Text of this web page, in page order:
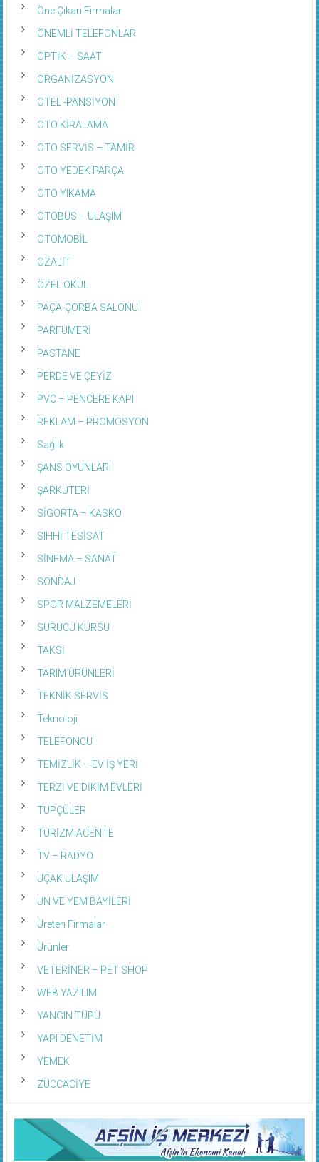
Öne Çıkan Firmalar
ÖNEMLİ TELEFONLAR
OPTİK – SAAT
ORGANİZASYON
OTEL -PANSİYON
OTO KİRALAMA
OTO SERVİS – TAMİR
OTO YEDEK PARÇA
OTO YIKAMA
OTOBÜS – ULAŞIM
OTOMOBİL
OZALİT
ÖZEL OKUL
PAÇA-ÇORBA SALONU
PARFÜMERİ
PASTANE
PERDE VE ÇEYİZ
PVC – PENCERE KAPI
REKLAM – PROMOSYON
Sağlık
ŞANS OYUNLARI
ŞARKÜTERİ
SİGORTA – KASKO
SIHHİ TESİSAT
SİNEMA – SANAT
SONDAJ
SPOR MALZEMELERİ
SÜRÜCÜ KURSU
TAKSİ
TARIM ÜRÜNLERİ
TEKNİK SERVİS
Teknoloji
TELEFONCU
TEMİZLİK – EV İŞ YERİ
TERZİ VE DİKİM EVLERİ
TÜPÇÜLER
TURİZM ACENTE
TV – RADYO
UÇAK ULAŞIM
UN VE YEM BAYİLERİ
Üreten Firmalar
Ürünler
VETERİNER – PET SHOP
WEB YAZILIM
YANGIN TÜPÜ
YAPI DENETİM
YEMEK
ZÜCCACİYE